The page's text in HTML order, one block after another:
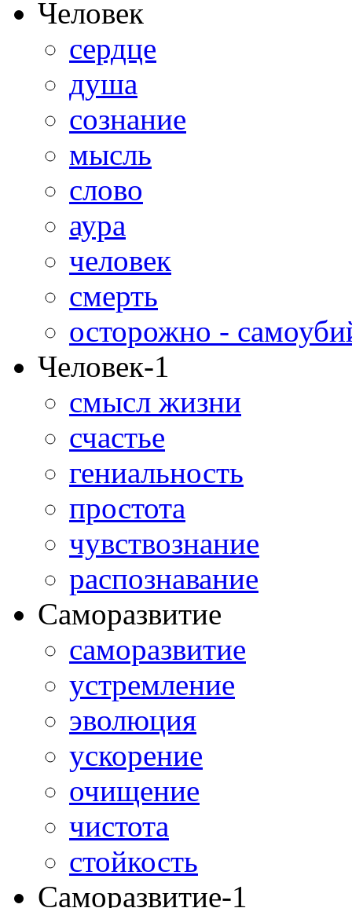
Человек
сердце
душа
сознание
мысль
слово
аура
человек
смерть
осторожно -
Человек-1
смысл жизни
счастье
гениальность
простота
чувствознание
распознавание
Саморазвитие
саморазвитие
устремление
эволюция
ускорение
очищение
чистота
стойкость
Саморазвитие-1